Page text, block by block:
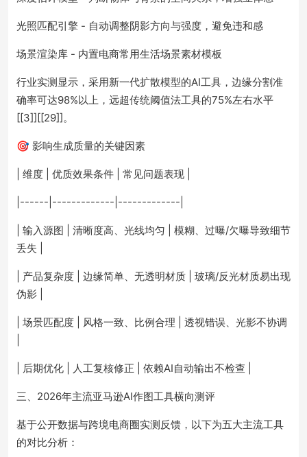
光照匹配引擎 - 自动调整阴影方向与强度，避免违和感
场景渲染库 - 内置电商常用生活场景素材模板
行业实测显示，采用新一代扩散模型的AI工具，边缘分割准
确率可达98%以上，远超传统阈值法工具的75%左右水平
[[3]][[29]]。
🎯 影响生成质量的关键因素
| 维度 | 优质效果条件 | 常见问题表现 |
|------|-------------|-------------|
| 输入源图 | 清晰度高、光线均匀 | 模糊、过曝/欠曝导致细节
丢失 |
| 产品复杂度 | 边缘简单、无透明材质 | 玻璃/反光材质易出现
伪影 |
| 场景匹配度 | 风格一致、比例合理 | 透视错误、光影不协调
| 后期优化 | 人工复核修正 | 依赖AI自动输出不检查 |
三、2026年主流亚马逊AI作图工具横向测评
基于公开数据与跨境电商圈实测反馈，以下为五大主流工具
的对比分析：